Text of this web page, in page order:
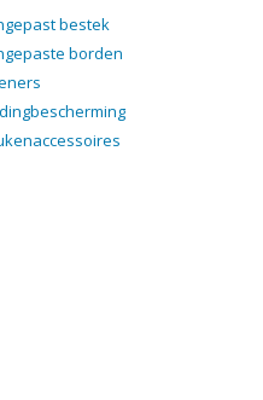
bestek
borden